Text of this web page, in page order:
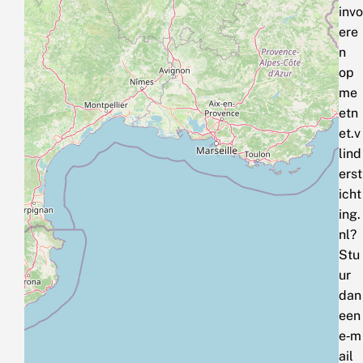
invo
ere
n
op
me
etn
et.v
lind
erst
icht
ing.
nl?
Stu
ur
dan
een
e‑m
ail